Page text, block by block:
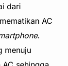
dari
AC
.
menuju